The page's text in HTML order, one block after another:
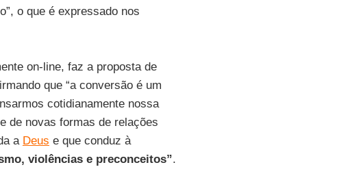
o que é expressado nos
on-line, faz a proposta de
que “a conversão é um
cotidianamente nossa
de novas formas de relações
a Deus e que conduz à
violências e preconceitos”.